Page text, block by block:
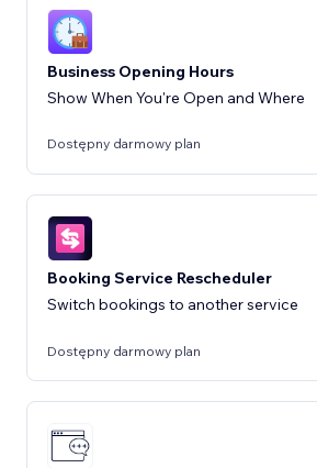
Business Opening Hours
Show When You're Open and Where
Dostępny darmowy plan
Booking Service Rescheduler
Switch bookings to another service
Dostępny darmowy plan